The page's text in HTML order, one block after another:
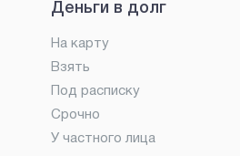
Деньги в долг
На карту
Взять
Под расписку
Срочно
У частного лица